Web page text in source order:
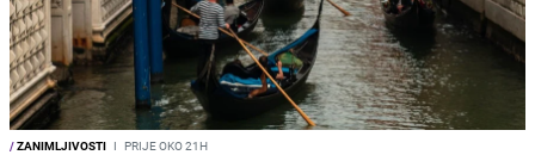
/ZANIMLJIVOSTI I PRIJE OKO 21H